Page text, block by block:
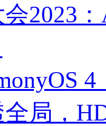
2023
局，